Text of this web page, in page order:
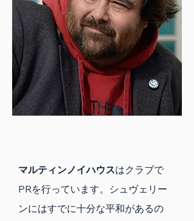
マルティンノイハウスはクラブで
PRを行っています。シュヴェリー
ンにはすでに十分な平和があるの